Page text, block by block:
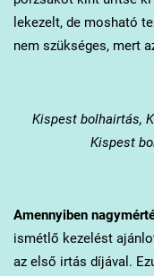
lekezelt, de mosható
nem szükséges, mert
Kispestbolhairtás,
Kispest
Amennyiben
ismétlő kezelést
az első irtás díjával.